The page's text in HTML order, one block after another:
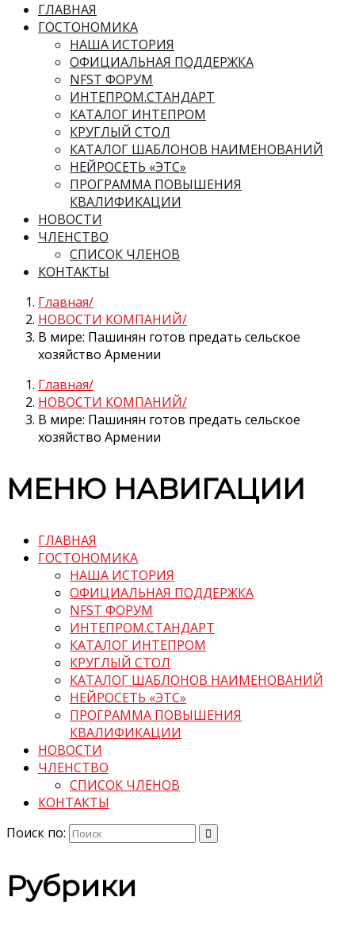
ГЛАВНАЯ
ГОСТОНОМИКА
НАША ИСТОРИЯ
ОФИЦИАЛЬНАЯ ПОДДЕРЖКА
NFST ФОРУМ
ИНТЕПРОМ.СТАНДАРТ
КАТАЛОГ ИНТЕПРОМ
КРУГЛЫЙ СТОЛ
КАТАЛОГ ШАБЛОНОВ НАИМЕНОВАНИЙ
НЕЙРОСЕТЬ «ЭТС»
ПРОГРАММА ПОВЫШЕНИЯ
КВАЛИФИКАЦИИ
НОВОСТИ
ЧЛЕНСТВО
СПИСОК ЧЛЕНОВ
КОНТАКТЫ
Главная
НОВОСТИ КОМПАНИЙ
В мире: Пашинян готов предать сельское
хозяйство Армении
Главная
НОВОСТИ КОМПАНИЙ
В мире: Пашинян готов предать сельское
хозяйство Армении
МЕНЮ НАВИГАЦИИ
ГЛАВНАЯ
ГОСТОНОМИКА
НАША ИСТОРИЯ
ОФИЦИАЛЬНАЯ ПОДДЕРЖКА
NFST ФОРУМ
ИНТЕПРОМ.СТАНДАРТ
КАТАЛОГ ИНТЕПРОМ
КРУГЛЫЙ СТОЛ
КАТАЛОГ ШАБЛОНОВ НАИМЕНОВАНИЙ
НЕЙРОСЕТЬ «ЭТС»
ПРОГРАММА ПОВЫШЕНИЯ
КВАЛИФИКАЦИИ
НОВОСТИ
ЧЛЕНСТВО
СПИСОК ЧЛЕНОВ
КОНТАКТЫ
Поиск по:
Рубрики